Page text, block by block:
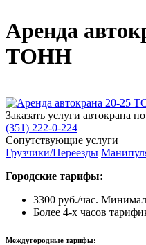
Аренда
ТОНН
Заказать услуги автокрана
(351) 222-0-224
Сопутствующие услуги
Грузчики/Переезды
Городские тарифы:
3300 руб./час.
Более 4-х часов
Междугородные тарифы: